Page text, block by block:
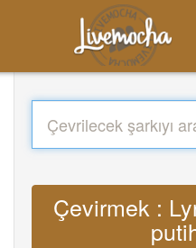
Çevirmek :